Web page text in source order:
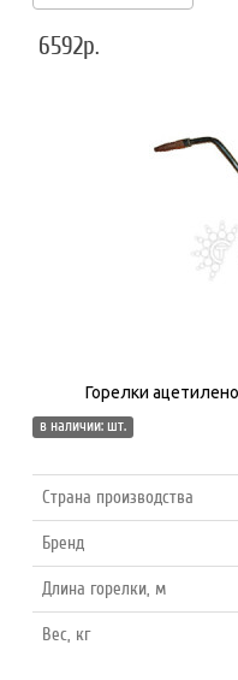
6592р.
Горелки
в наличии: шт.
Страна производства
Бренд
Длина горелки, м
Вес, кг